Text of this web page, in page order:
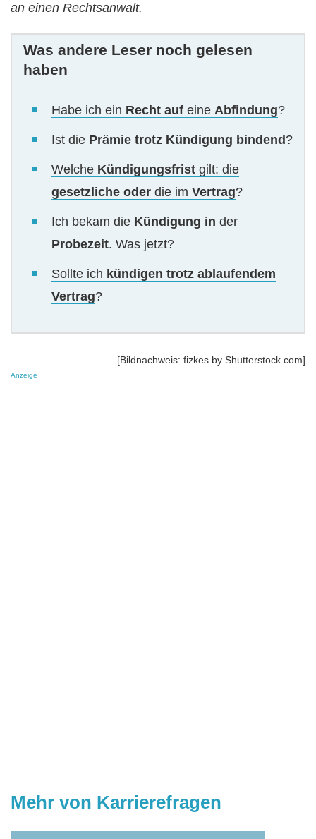
an einen Rechtsanwalt.
Was andere Leser noch gelesen
haben
Habe ich ein Recht auf eine Abfindung?
Ist die Prämie trotz Kündigung bindend ?
Welche Kündigungsfrist gilt: die
gesetzliche oder die im Vertrag?
Ich bekam die Kündigung in der
Probezeit. Was jetzt?
Sollte ich kündigen trotz ablaufendem
Vertrag?
[Bildnachweis: fizkes by Shutterstock.com]
Anzeige
Mehr von Karrierefragen